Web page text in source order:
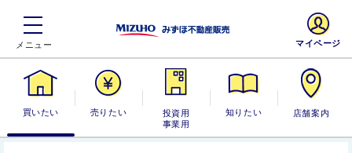
買いたい 売りたい
投資用・事業
用
知りたい 店舗案内
マイページ